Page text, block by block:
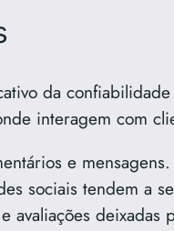
da
interagem com
e mensagens.
sociais tendem a
avaliações deixadas